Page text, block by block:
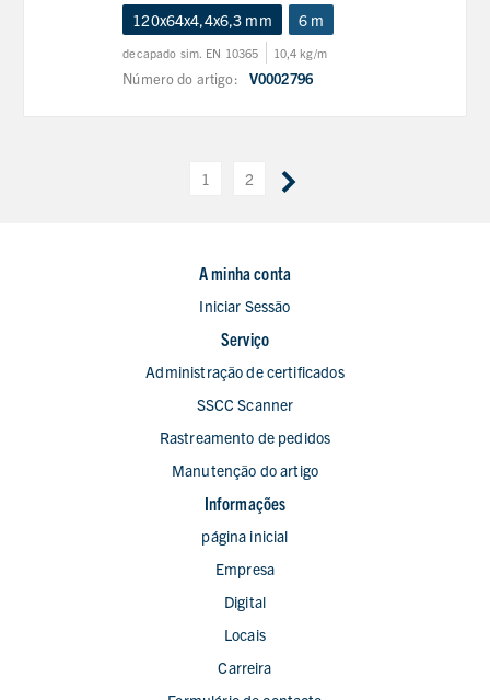
120x64x4,4x6,3 mm
6 m
decapado sim. EN 10365 10,4 kg/m
Número do artigo: V0002796
1 2
A minha conta
Iniciar Sessão
Serviço
Administração de certificados
SSCC Scanner
Rastreamento de pedidos
Manutenção do artigo
Informações
página inicial
Empresa
Digital
Locais
Carreira